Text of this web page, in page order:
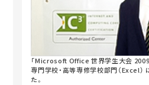
「Microsoft Office 世界学生大会 2009
専門学校・高等専修学校部門（Excel
た。